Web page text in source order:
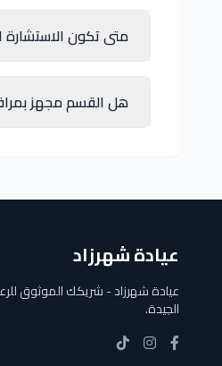
متى تكون الاستشارة
هل القسم مجهز
عيادة شهرزاد
عيادة شهرزاد - شريكك الموثوق
الجيدة.